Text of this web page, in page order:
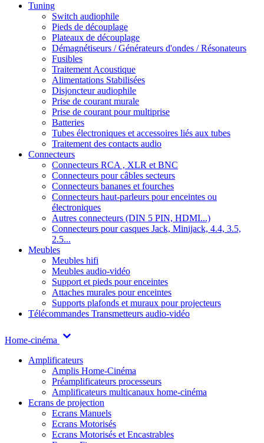
Tuning
Switch audiophile
Pieds de découplage
Plateaux de découplage
Démagnétiseurs / Générateurs d'ondes / Résonateurs
Fusibles
Traitement Acoustique
Alimentations Stabilisées
Disjoncteur audiophile
Prise de courant murale
Prise de courant pour multiprise
Batteries
Tubes électroniques et accessoires liés aux tubes
Traitement des contacts audio
Connecteurs
Connecteurs RCA , XLR et BNC
Connecteurs pour câbles secteurs
Connecteurs bananes et fourches
Connecteurs haut-parleurs pour enceintes ou
électroniques
Autres connecteurs (DIN 5 PIN, HDMI...)
Connecteurs pour casques Jack, Minijack, 4.4, 3.5,
2.5...
Meubles
Meubles hifi
Meubles audio-vidéo
Support et pieds pour enceintes
Attaches murales pour enceintes
Supports plafonds et muraux pour projecteurs
Télécommandes Transmetteurs audio-vidéo
Home-cinéma
Amplificateurs
Amplis Home-Cinéma
Préamplificateurs processeurs
Amplificateurs multicanaux home-cinéma
Ecrans de projection
Ecrans Manuels
Ecrans Motorisés
Ecrans Motorisés et Encastrables